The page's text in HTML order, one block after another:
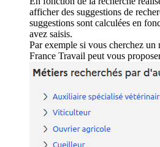
afficher des suggestions de
suggestions sont calculées en
avez saisis.
Par exemple si vous cherchez
France Travail peut vous